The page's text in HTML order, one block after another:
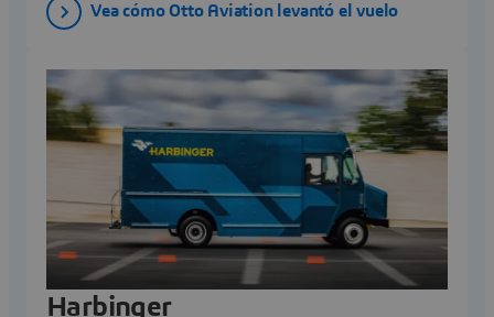
Vea cómo Otto Aviation levantó el vuelo
Harbinger